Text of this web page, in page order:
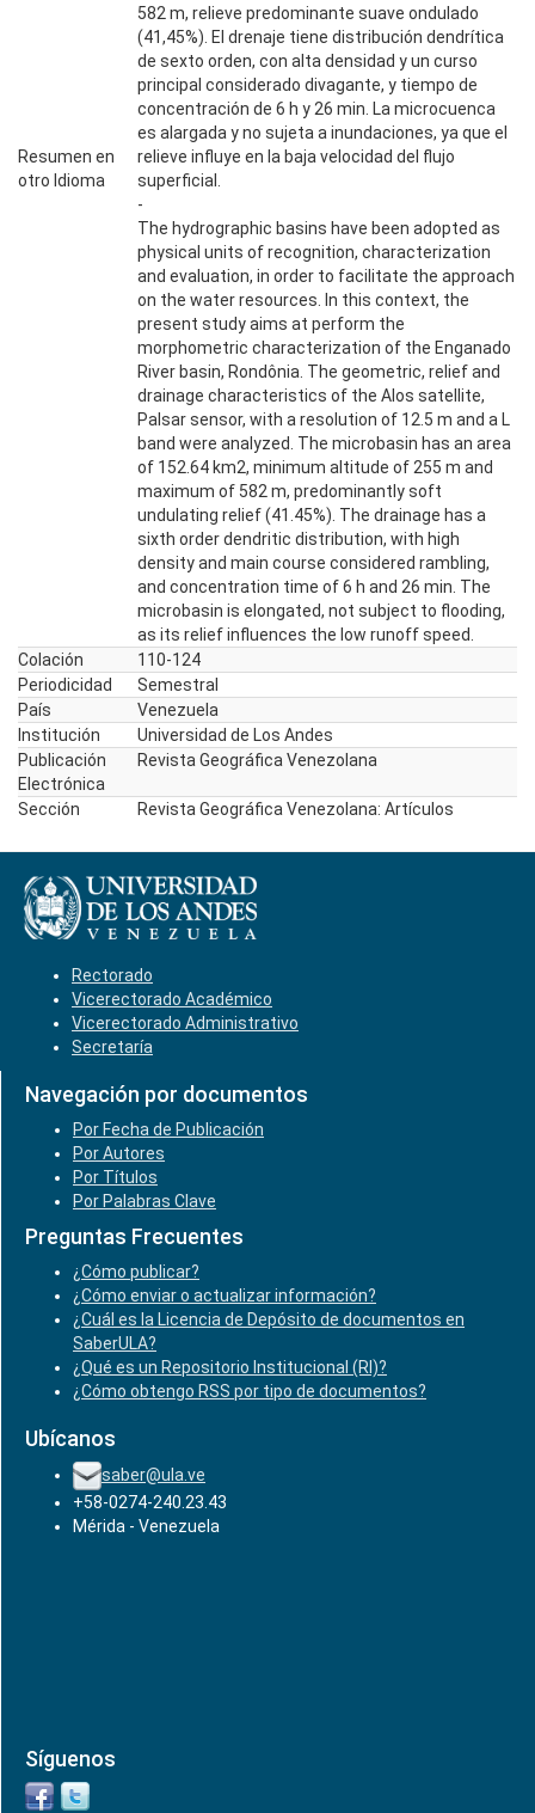
Resumen en
otro Idioma
582 m, relieve predominante suave ondulado
(41,45%). El drenaje tiene distribución dendrítica
de sexto orden, con alta densidad y un curso
principal considerado divagante, y tiempo de
concentración de 6 h y 26 min. La microcuenca
es alargada y no sujeta a inundaciones, ya que el
relieve influye en la baja velocidad del flujo
superficial.
-
The hydrographic basins have been adopted as
physical units of recognition, characterization
and evaluation, in order to facilitate the approach
on the water resources. In this context, the
present study aims at perform the
morphometric characterization of the Enganado
River basin, Rondônia. The geometric, relief and
drainage characteristics of the Alos satellite,
Palsar sensor, with a resolution of 12.5 m and a L
band were analyzed. The microbasin has an area
of 152.64 km2, minimum altitude of 255 m and
maximum of 582 m, predominantly soft
undulating relief (41.45%). The drainage has a
sixth order dendritic distribution, with high
density and main course considered rambling,
and concentration time of 6 h and 26 min. The
microbasin is elongated, not subject to flooding,
as its relief influences the low runoff speed.
Colación
110-124
Periodicidad
Semestral
País
Venezuela
Institución
Universidad de Los Andes
Publicación
Electrónica
Revista Geográfica Venezolana
Sección Revista Geográfica Venezolana: Artículos
Rectorado
Vicerectorado Académico
Vicerectorado Administrativo
Secretaría
Navegación por documentos
Por Fecha de Publicación
Por Autores
Por Títulos
Por Palabras Clave
Preguntas Frecuentes
¿Cómo publicar?
¿Cómo enviar o actualizar información?
¿Cuál es la Licencia de Depósito de documentos en
SaberULA?
¿Qué es un Repositorio Institucional (RI)?
¿Cómo obtengo RSS por tipo de documentos?
Ubícanos
saber@ula.ve
+58-0274-240.23.43
Mérida - Venezuela
Síguenos